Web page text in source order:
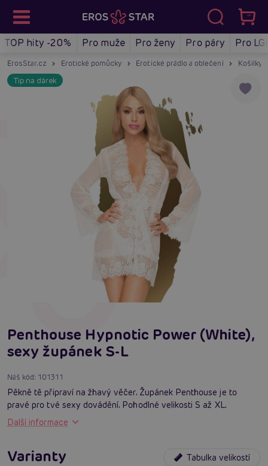
TOP hity -20% Pro muže Pro ženy Pro páry Pro
ErosStar.cz Erotické pomůcky Erotické prádlo a oblečení Košilky
Tip na dárek
Penthouse Hypnotic Power (White),
sexy župánek S-L
Náš kód: 101311
Pěkně tě připraví na žhavý věčer. Župánek Penthouse je to
pravé pro tvé sexy dovádění. Pohodlné velikosti S až XL.
Další informace
Varianty Tabulka velikostí